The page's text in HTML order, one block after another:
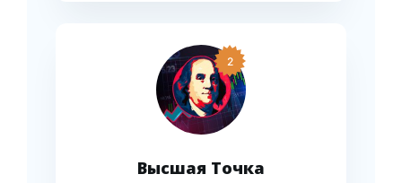
2
Высшая Точка